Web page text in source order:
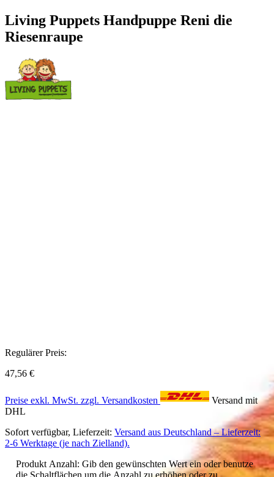
Living Puppets Handpuppe Reni die
Riesenraupe
Regulärer Preis:
47,56 €
Preise exkl. MwSt. zzgl. Versandkosten
Versand mit
DHL
Sofort verfügbar, Lieferzeit: Versand aus Deutschland – Lieferzeit:
2-6 Werktage (je nach Zielland).
Produkt Anzahl: Gib den gewünschten Wert ein oder benutze
die Schaltflächen um die Anzahl zu erhöhen oder zu